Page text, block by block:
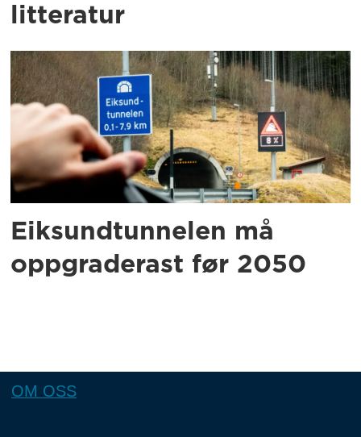
litteratur
Eiksundtunnelen må
oppgraderast før 2050
OM OSS